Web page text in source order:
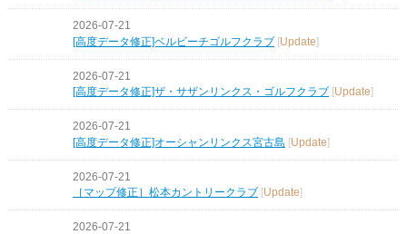
2026-07-21
[高度データ修正]ベルビーチゴルフクラブ [Update]
2026-07-21
[高度データ修正]ザ・サザンリンクス・ゴルフクラブ
Update
2026-07-21
[高度データ修正]オーシャンリンクス宮古島 [Update]
2026-07-21
［マップ修正］松本カントリークラブ
Update
2026-07-21